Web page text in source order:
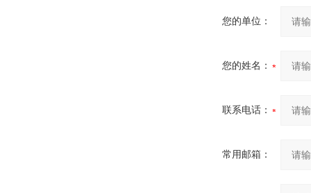
您的单位：
您的姓名：
联系电话：
常用邮箱：